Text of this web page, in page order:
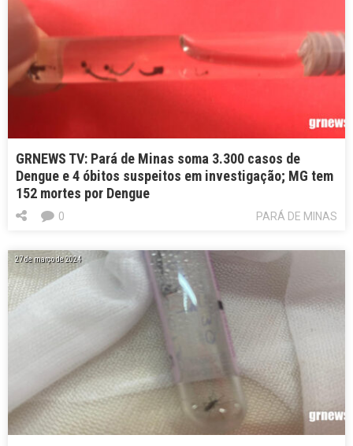
GRNEWS TV: Pará de Minas soma 3.300 casos de
Dengue e 4 óbitos suspeitos em investigação; MG tem
152 mortes por Dengue
PARÁ DE MINAS
0
27 de março de 2024